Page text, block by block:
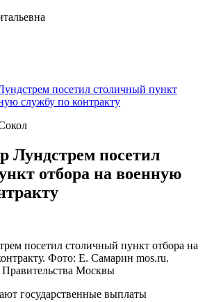
посетил столичный пункт
службу по контракту
Лундстрем посетил
отбора на военную
посетил столичный пункт отбора на
Фото: Е. Самарин mos.ru.
Москвы
государственные выплаты